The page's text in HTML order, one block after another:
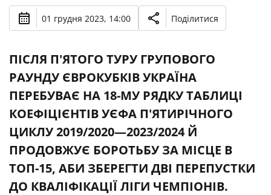
01 грудня 2023, 14:00 Поділитися
ПІСЛЯ П'ЯТОГО ТУРУ ГРУПОВОГО
РАУНДУ ЄВРОКУБКІВ УКРАЇНА
ПЕРЕБУВАЄ НА 18-МУ РЯДКУ ТАБЛИЦІ
КОЕФІЦІЄНТІВ УЄФА П'ЯТИРІЧНОГО
ЦИКЛУ 2019/2020—2023/2024 Й
ПРОДОВЖУЄ БОРОТЬБУ ЗА МІСЦЕ В
ТОП-15, АБИ ЗБЕРЕГТИ ДВІ ПЕРЕПУСТКИ
ДО КВАЛІФІКАЦІЇ ЛІГИ ЧЕМПІОНІВ.